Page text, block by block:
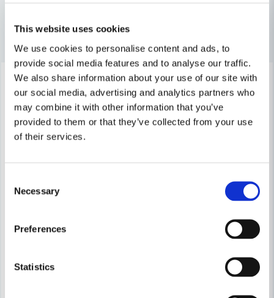
This website uses cookies
We use cookies to personalise content and ads, to
provide social media features and to analyse our traffic.
We also share information about your use of our site with
our social media, advertising and analytics partners who
may combine it with other information that you’ve
provided to them or that they’ve collected from your use
of their services.
Selection
Necessary
Preferences
Statistics
Mejladress
Ja, ni får publicera min fråga
Andra produkter i kategorin
-39%
Peltor P3EG-F Hjälmfäste –
-23%